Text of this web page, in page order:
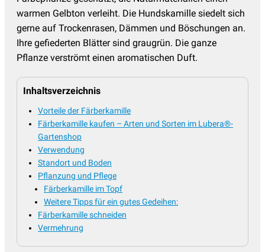
Margerite - Leucanthemum(4)
Mohn - Papaver (6)
Mädchenauge(9)
Nachtkerze - Oenothera(4)
Nelkenwurz - Geum
Perlkörbchen - Anaphalis
Pfingstrosen
Phlox - Flammenblume(46)
Platterbse - Lathyrus
warmen Gelbton verleiht. Die Hundskamille siedelt sich
gerne auf Trockenrasen, Dämmen und Böschungen an.
Ihre gefiederten Blätter sind graugrün. Die ganze
Pflanze verströmt einen aromatischen Duft.
Inhaltsverzeichnis
Vorteile der Färberkamille
Färberkamille kaufen – Arten und Sorten im Lubera®-
Gartenshop
Verwendung
Standort und Boden
Pflanzung und Pflege
Färberkamille im Topf
Weitere Tipps für ein gutes Gedeihen:
Färberkamille schneiden
Vermehrung